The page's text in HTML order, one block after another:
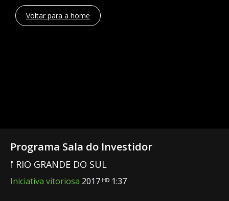
Voltar para a home
Programa Sala do Investidor
𖡡 RIO GRANDE DO SUL
Iniciativa vitoriosa 2017 ᴴᴰ 1:37